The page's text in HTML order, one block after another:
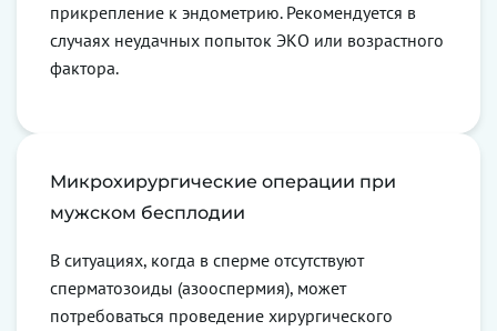
прикрепление к эндометрию. Рекомендуется в
случаях неудачных попыток ЭКО или возрастного
фактора.
Микрохирургические операции при
мужском бесплодии
В ситуациях, когда в сперме отсутствуют
сперматозоиды (азооспермия), может
потребоваться проведение хирургического